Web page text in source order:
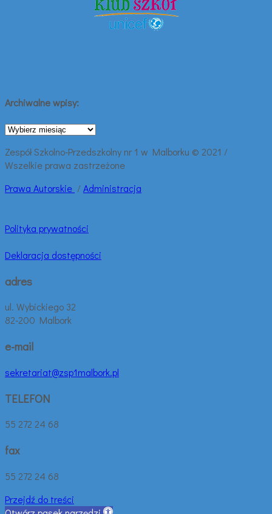
Archiwalne wpisy:
Archiwalne
Zespół Szkolno-Przedszkolny nr 1 w Malborku © 2021 /
Wszelkie prawa zastrzeżone
Prawa Autorskie /Administracja
Polityka prywatności
Deklaracja dostępności
adres
ul. Wybickiego 32
82-200 Malbork
e-mail
sekretariat@zsp1malbork.pl
TELEFON
55 272 24 68
fax
55 272 24 68
Przejdź do treści